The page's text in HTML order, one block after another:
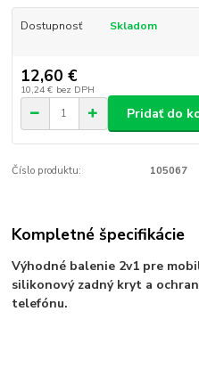
Dostupnosť Skladom
12,60 €
10,24 € bez DPH
Pridať do
Číslo produktu: 105067
Kompletné špecifikácie
Výhodné balenie 2v1 pre
silikonový zadný kryt a
telefónu.